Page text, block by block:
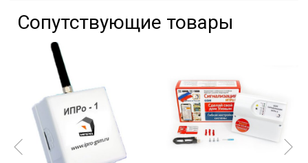
Сопутствующие товары